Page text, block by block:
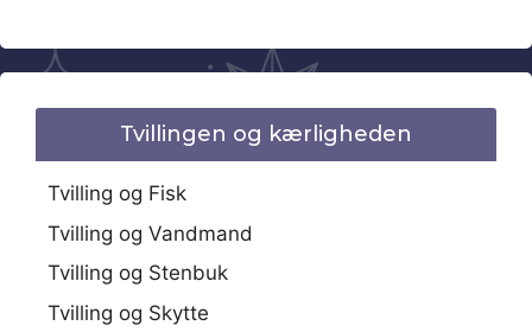
Tvillingen og kærligheden
Tvilling og Fisk
Tvilling og Vandmand
Tvilling og Stenbuk
Tvilling og Skytte